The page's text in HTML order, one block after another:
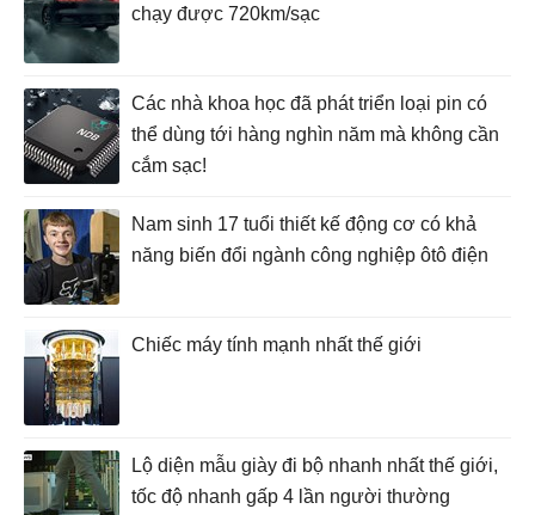
chạy được 720km/sạc
Các nhà khoa học đã phát triển loại pin có
thể dùng tới hàng nghìn năm mà không cần
cắm sạc!
Nam sinh 17 tuổi thiết kế động cơ có khả
năng biến đổi ngành công nghiệp ôtô điện
Chiếc máy tính mạnh nhất thế giới
Lộ diện mẫu giày đi bộ nhanh nhất thế giới,
tốc độ nhanh gấp 4 lần người thường